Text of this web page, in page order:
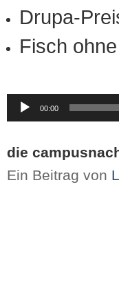
Drupa-
Fisch
Audio-
Player
00:00
die
Ein Beitrag von